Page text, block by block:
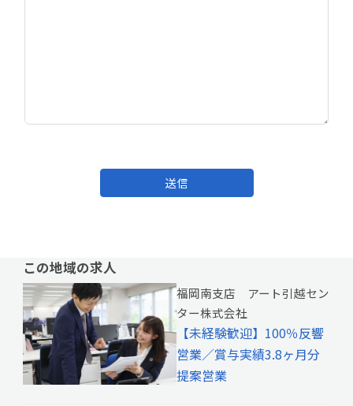
送信
この地域の求人
福岡南支店 アート引越セン
ター株式会社
【未経験歓迎】100％反響
営業／賞与実績3.8ヶ月分
提案営業